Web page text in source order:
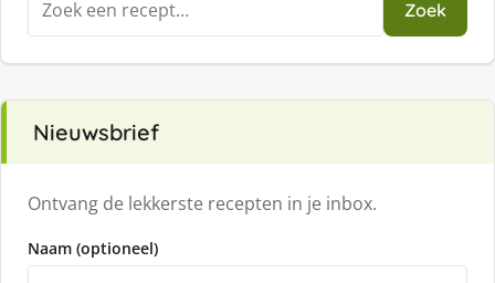
naar:
Zoek
Nieuwsbrief
Ontvang de lekkerste recepten in je inbox.
Naam (optioneel)